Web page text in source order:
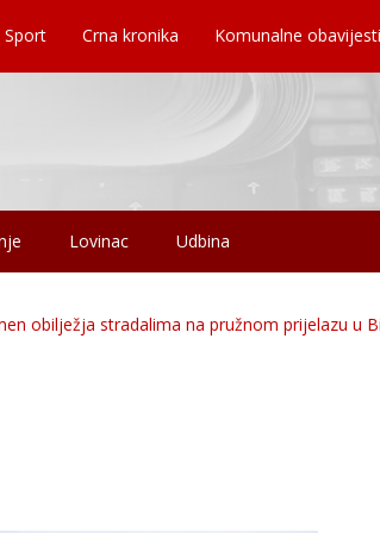
Sport Crna kronika Komunalne obavijesti
Lovinac Udbina
obilježja stradalima na pružnom prijelazu u